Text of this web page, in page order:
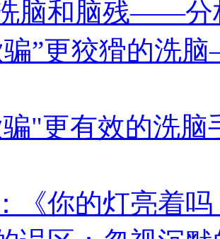
脑和脑残——分
骗”更狡猾的洗
骗"更有效的洗
《你的灯亮着